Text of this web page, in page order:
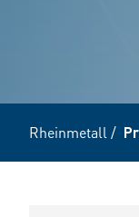
Rheinmetall /